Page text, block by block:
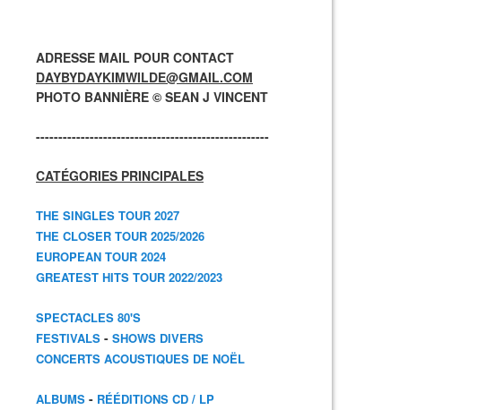
ADRESSE MAIL POUR CONTACT
DAYBYDAYKIMWILDE@GMAIL.COM
PHOTO BANNIÈRE © SEAN J VINCENT
----------------------------------------------------
CATÉGORIES PRINCIPALES
THE SINGLES TOUR 2027
THE CLOSER TOUR 2025/2026
EUROPEAN TOUR 2024
GREATEST HITS TOUR 2022/2023
SPECTACLES 80'S
FESTIVALS - SHOWS DIVERS
CONCERTS ACOUSTIQUES DE NOËL
ALBUMS - RÉÉDITIONS CD / LP